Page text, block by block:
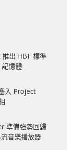
推出 HBF 標準
憶體
入 Project
準備強勢回歸
音樂播放器